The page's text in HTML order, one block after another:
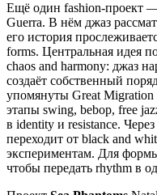
Ещё один fashion-проект
Guerra. В нём джаз
его история
forms. Центральная идея
chaos and harmony: джаз
создаёт собственный
упомянуты Great
этапы swing, bebop, free
в identity и resistance.
переходит от black and
экспериментам. Для
чтобы передать rhythm в